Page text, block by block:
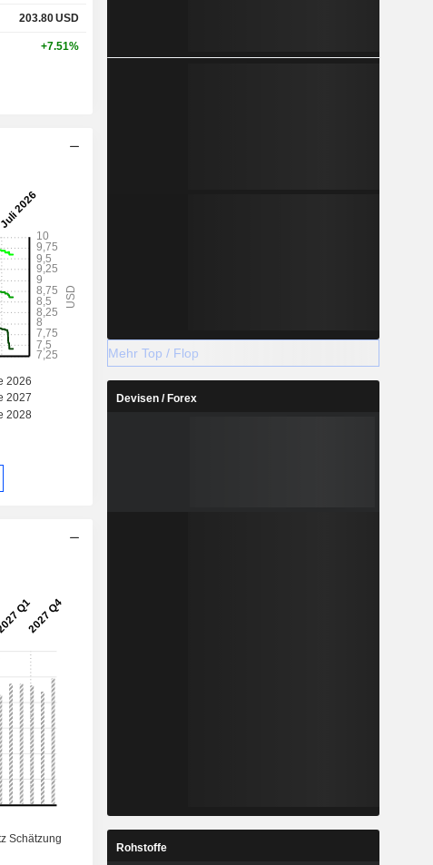
203.80USD
+7.51%
Mehr Top / Flop
Devisen / Forex
Rohstoffe